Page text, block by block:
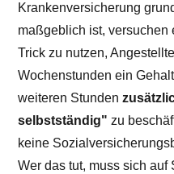
Krankenversicherung
maßgeblich ist, versuchen
Trick zu nutzen,
Wochenstunden ein
weiteren Stunden
selbstständig" zu
keine
Wer das tut, muss sich